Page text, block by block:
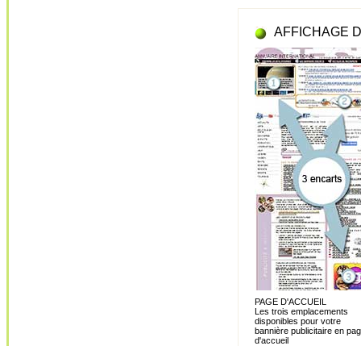
AFFICHAGE
PAGE D'ACCUEIL
Les trois emplacements
disponibles pour votre
bannière publicitaire en
d'accueil